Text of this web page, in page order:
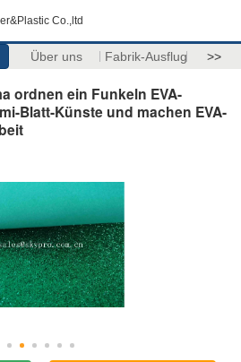
Co.,ltd
Über uns Fabrik-Ausflug >>
ordnen ein Funkeln EVA-
Blatt-Künste und machen EVA-